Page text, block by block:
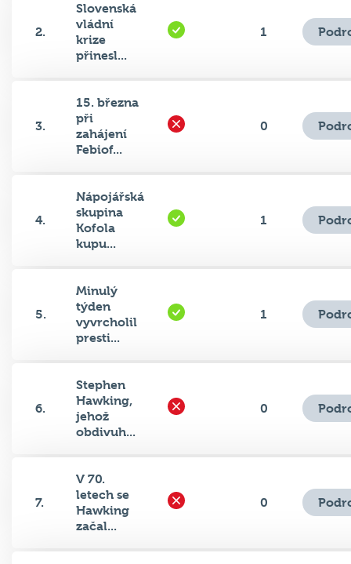
2.
Slovenská
vládní
krize
přinesl...
1
3.
15. března
při
zahájení
Febiof...
0
4.
Nápojářská
skupina
Kofola
kupu...
1
5.
Minulý
týden
vyvrcholil
presti...
1
6.
Stephen
Hawking,
jehož
obdivuh...
0
7.
V 70.
letech se
Hawking
začal...
0